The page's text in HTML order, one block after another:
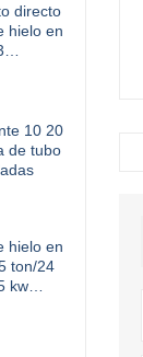
directo
hielo en
para
de
10 20
de tubo
hielo en
ton/24
kw
hielo
a gran